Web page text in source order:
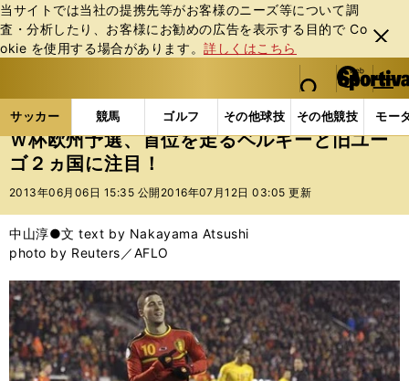
当サイトでは当社の提携先等がお客様のニーズ等について調
査・分析したり、お客様にお勧めの広告を表⽰する⽬的で Co
okie を使⽤する場合があります。詳しくはこちら
閉じ
る
web Sportiva (webスポルティーバ)
検索
マイペ
ー
ジ
メニュ
サッカー 競馬 ゴルフ その他球技 その他競技 モー
ス
ポ
ル
バ
サッカーの記事一覧 海外サッカー 海外サッカー
Ｗ杯欧州予選、首位を走るベルギーと旧ユー
ゴ２ヵ国に注目！
2013年06月06日 15:35 公開 2016年07月12日 03:05 更新
中山淳●文 text by Nakayama Atsushi
photo by Reuters／AFLO